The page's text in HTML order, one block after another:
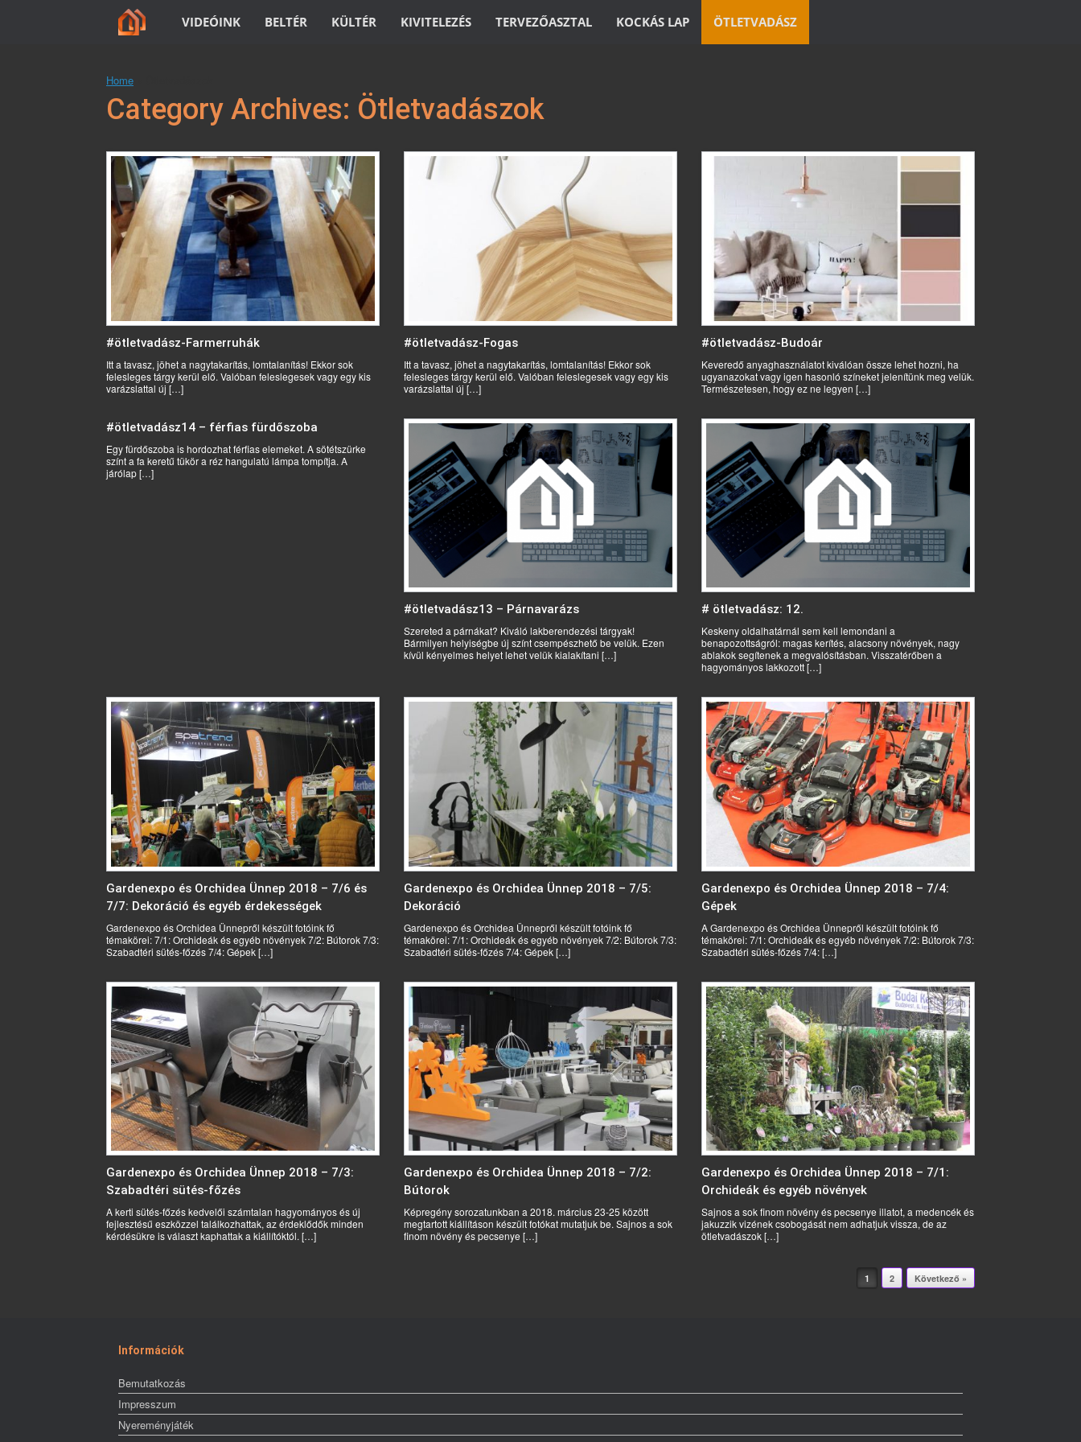
VIDEÓINK BELTÉR KÜLTÉR KIVITELEZÉS TERVEZŐASZTAL KOCKÁS LAP ÖTLETVADÁSZ
Home
Category Archives: Ötletvadászok
#ötletvadász-Farmerruhák
Itt a tavasz, jöhet a nagytakarítás, lomtalanítás! Ekkor sok
felesleges tárgy kerül elő. Valóban feleslegesek vagy egy kis
varázslattal új […]
#ötletvadász-Fogas
Itt a tavasz, jöhet a nagytakarítás, lomtalanítás! Ekkor sok
felesleges tárgy kerül elő. Valóban feleslegesek vagy egy kis
varázslattal új […]
#ötletvadász-Budoár
Keveredő anyaghasználatot kiválóan össze lehet hozni, ha
ugyanazokat vagy igen hasonló színeket jelenítünk meg velük.
Természetesen, hogy ez ne legyen […]
#ötletvadász14 – férfias fürdőszoba
Egy fürdőszoba is hordozhat férfias elemeket. A sötétszürke
színt a fa keretű tükör a réz hangulatú lámpa tompítja. A
járólap […]
#ötletvadász13 – Párnavarázs
Szereted a párnákat? Kiváló lakberendezési tárgyak!
Bármilyen helyiségbe új színt csempészhető be velük. Ezen
kívül kényelmes helyet lehet velük kialakítani […]
# ötletvadász: 12.
Keskeny oldalhatárnál sem kell lemondani a
benapozottságról: magas kerítés, alacsony növények, nagy
ablakok segítenek a megvalósításban. Visszatérőben a
hagyományos lakkozott […]
Gardenexpo és Orchidea Ünnep 2018 – 7/6 és
7/7: Dekoráció és egyéb érdekességek
Gardenexpo és Orchidea Ünnepről készült fotóink fő
témakörei: 7/1: Orchideák és egyéb növények 7/2: Bútorok 7/3:
Szabadtéri sütés-főzés 7/4: Gépek […]
Gardenexpo és Orchidea Ünnep 2018 – 7/5:
Dekoráció
Gardenexpo és Orchidea Ünnepről készült fotóink fő
témakörei: 7/1: Orchideák és egyéb növények 7/2: Bútorok 7/3:
Szabadtéri sütés-főzés 7/4: Gépek […]
Gardenexpo és Orchidea Ünnep 2018 – 7/4:
Gépek
A Gardenexpo és Orchidea Ünnepről készült fotóink fő
témakörei: 7/1: Orchideák és egyéb növények 7/2: Bútorok 7/3:
Szabadtéri sütés-főzés 7/4: […]
Gardenexpo és Orchidea Ünnep 2018 – 7/3:
Szabadtéri sütés-főzés
A kerti sütés-főzés kedvelői számtalan hagyományos és új
fejlesztésű eszközzel találkozhattak, az érdeklődők minden
kérdésükre is választ kaphattak a kiállítóktól. […]
Gardenexpo és Orchidea Ünnep 2018 – 7/2:
Bútorok
Képregény sorozatunkban a 2018. március 23-25 között
megtartott kiállításon készült fotókat mutatjuk be. Sajnos a sok
finom növény és pecsenye […]
Gardenexpo és Orchidea Ünnep 2018 – 7/1:
Orchideák és egyéb növények
Sajnos a sok finom növény és pecsenye illatot, a medencék és
jakuzzik vizének csobogását nem adhatjuk vissza, de az
ötletvadászok […]
1 2 Következő »
Információk
Bemutatkozás
Impresszum
Nyereményjáték